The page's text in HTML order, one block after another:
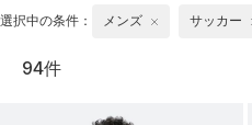
選択中の条件： メンズ サッカー
94件